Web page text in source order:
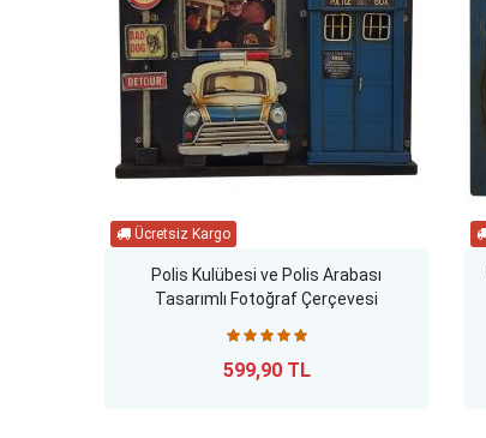
Polis Kulübesi ve Polis Arabası
Tasarımlı Fotoğraf Çerçevesi
599,90 TL